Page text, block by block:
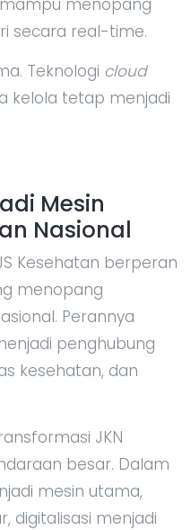
menopang
secara real-time.
Teknologi cloud
kelola tetap menjadi
Mesin
Nasional
Kesehatan berperan
menopang
Perannya
penghubung
kesehatan, dan
JKN
besar. Dalam
mesin utama,
digitalisasi menjadi